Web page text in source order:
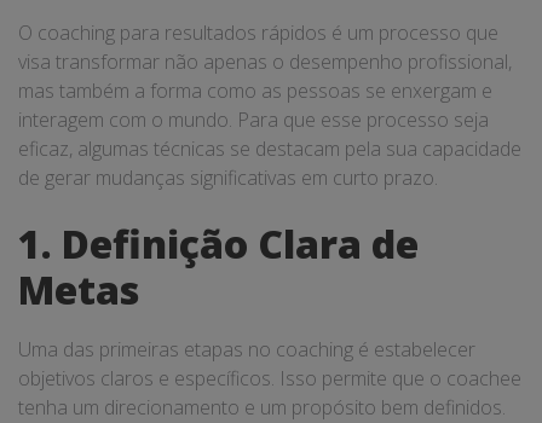
O coaching para resultados rápidos é um processo que
visa transformar não apenas o desempenho profissional,
mas também a forma como as pessoas se enxergam e
interagem com o mundo. Para que esse processo seja
eficaz, algumas técnicas se destacam pela sua capacidade
de gerar mudanças significativas em curto prazo.
1. Definição Clara de
Metas
Uma das primeiras etapas no coaching é estabelecer
objetivos claros e específicos. Isso permite que o coachee
tenha um direcionamento e um propósito bem definidos.